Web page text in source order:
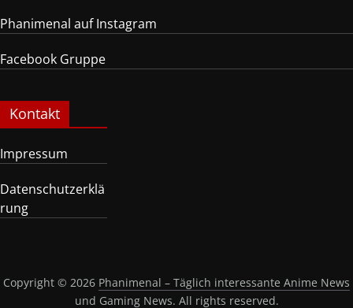
Phanimenal auf Instagram
Facebook Gruppe
Kontakt
Impressum
Datenschutzerklä
rung
Copyright © 2026 Phanimenal – Täglich interessante Anime News
und Gaming News. All rights reserved.